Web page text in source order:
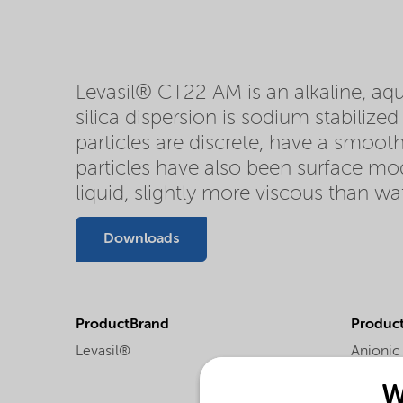
Levasil® CT22 AM is an alkaline,
silica dispersion is sodium
particles are discrete, have a
particles have also been surface
liquid, slightly more viscous than
Downloads
ProductBrand
Levasil®
Anionic